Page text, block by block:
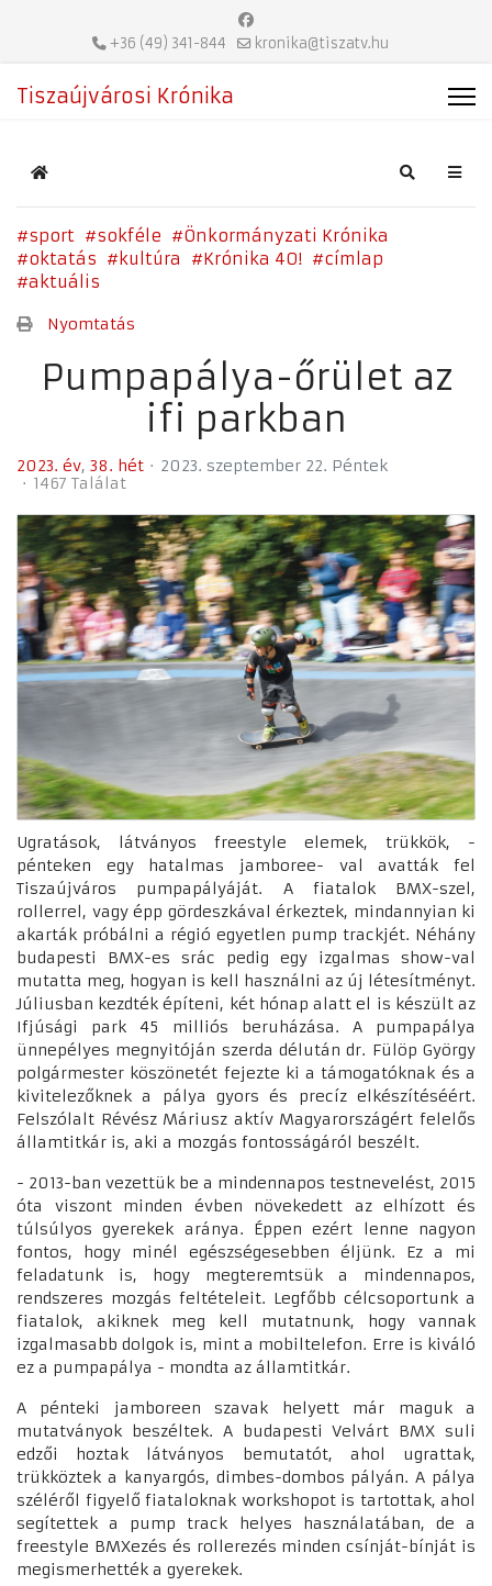
+36 (49) 341-844 kronika@tiszatv.hu
Tiszaújvárosi Krónika
Home Search
sport sokféle
Önkormányzati Krónika
oktatás
kultúra Krónika 40!
címlap
aktuális
Nyomtatás
Pumpapálya-őrület az
ifi parkban
2023. év 38. hét
2023. szeptember 22. Péntek
1467 Találat
Ugratások, látványos freestyle elemek, trükkök, -
pénteken egy hatalmas jamboree- val avatták fel
Tiszaújváros pumpapályáját. A fiatalok BMX-szel,
rollerrel, vagy épp gördeszkával érkeztek, mindannyian ki
akarták próbálni a régió egyetlen pump trackjét. Néhány
budapesti BMX-es srác pedig egy izgalmas show-val
mutatta meg, hogyan is kell használni az új létesítményt.
Júliusban kezdték építeni, két hónap alatt el is készült az
Ifjúsági park 45 milliós beruházása. A pumpapálya
ünnepélyes megnyitóján szerda délután dr. Fülöp György
polgármester köszönetét fejezte ki a támogatóknak és a
kivitelezőknek a pálya gyors és precíz elkészítéséért.
Felszólalt Révész Máriusz aktív Magyarországért felelős
államtitkár is, aki a mozgás fontosságáról beszélt.
- 2013-ban vezettük be a mindennapos testnevelést, 2015
óta viszont minden évben növekedett az elhízott és
túlsúlyos gyerekek aránya. Éppen ezért lenne nagyon
fontos, hogy minél egészségesebben éljünk. Ez a mi
feladatunk is, hogy megteremtsük a mindennapos,
rendszeres mozgás feltételeit. Legfőbb célcsoportunk a
fiatalok, akiknek meg kell mutatnunk, hogy vannak
izgalmasabb dolgok is, mint a mobiltelefon. Erre is kiváló
ez a pumpapálya - mondta az államtitkár.
A pénteki jamboreen szavak helyett már maguk a
mutatványok beszéltek. A budapesti Velvárt BMX suli
edzői hoztak látványos bemutatót, ahol ugrattak,
trükköztek a kanyargós, dimbes-dombos pályán. A pálya
széléről figyelő fiataloknak workshopot is tartottak, ahol
segítettek a pump track helyes használatában, de a
freestyle BMXezés és rollerezés minden csínját-bínját is
megismerhették a gyerekek.